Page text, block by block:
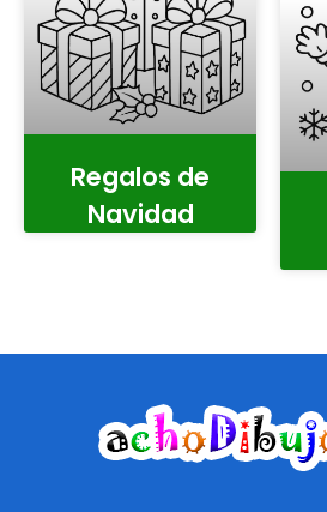
Regalos de
Navidad